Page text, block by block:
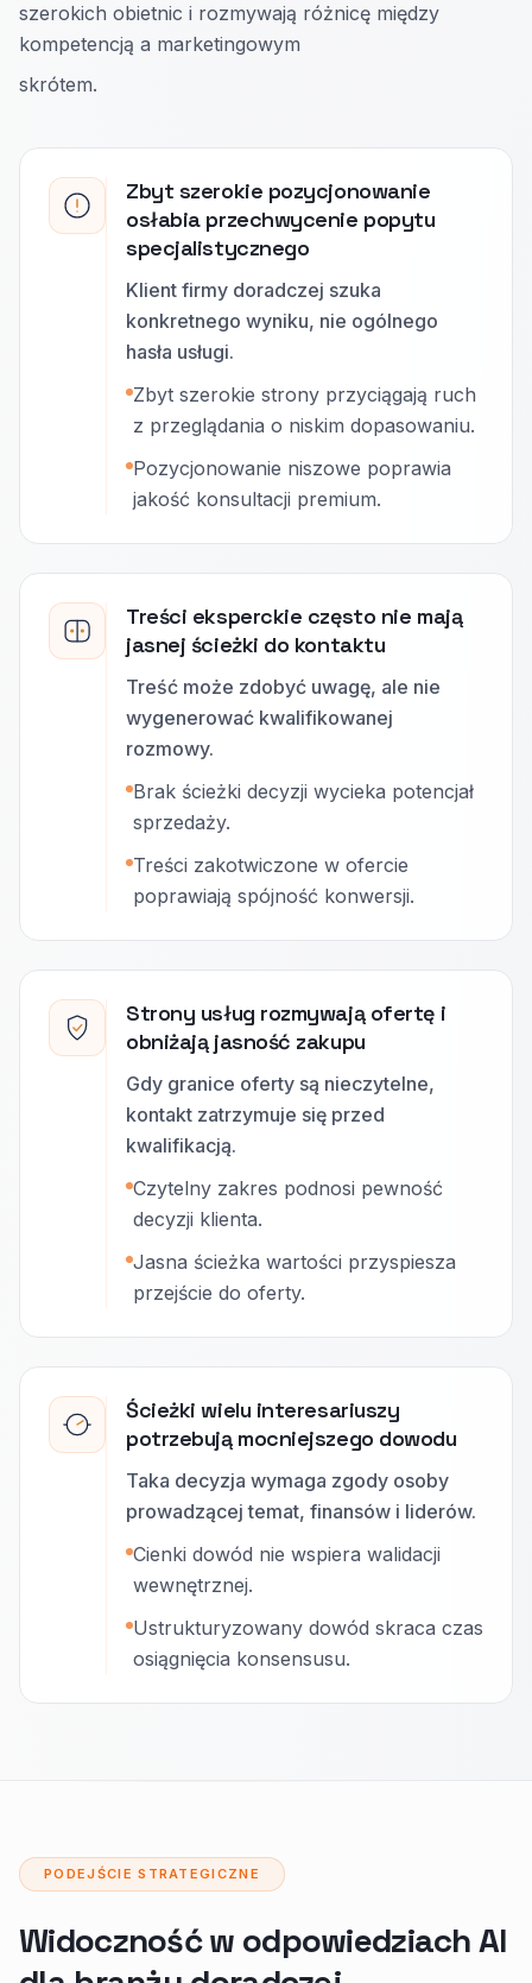
szerokich obietnic i rozmywają różnicę między
kompetencją a marketingowym
skrótem.
Zbyt szerokie pozycjonowanie
osłabia przechwycenie popytu
specjalistycznego
Klient firmy doradczej szuka
konkretnego wyniku, nie ogólnego
hasła usługi.
Zbyt szerokie strony przyciągają ruch
z przeglądania o niskim dopasowaniu.
Pozycjonowanie niszowe poprawia
jakość konsultacji premium.
Treści eksperckie często nie mają
jasnej ścieżki do kontaktu
Treść może zdobyć uwagę, ale nie
wygenerować kwalifikowanej
rozmowy.
Brak ścieżki decyzji wycieka potencjał
sprzedaży.
Treści zakotwiczone w ofercie
poprawiają spójność konwersji.
Strony usług rozmywają ofertę i
obniżają jasność zakupu
Gdy granice oferty są nieczytelne,
kontakt zatrzymuje się przed
kwalifikacją.
Czytelny zakres podnosi pewność
decyzji klienta.
Jasna ścieżka wartości przyspiesza
przejście do oferty.
Ścieżki wielu interesariuszy
potrzebują mocniejszego dowodu
Taka decyzja wymaga zgody osoby
prowadzącej temat, finansów i liderów.
Cienki dowód nie wspiera walidacji
wewnętrznej.
Ustrukturyzowany dowód skraca czas
osiągnięcia konsensusu.
PODEJŚCIE STRATEGICZNE
Widoczność w odpowiedziach AI